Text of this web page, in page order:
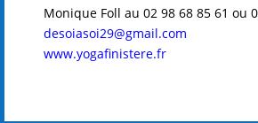
Monique Foll au 02 98 68 85 61 ou
desoiasoi29@gmail.com
www.yogafinistere.fr